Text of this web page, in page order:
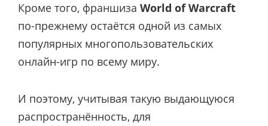
Кроме того, франшиза World of Warcraft
по-прежнему остаётся одной из самых
популярных многопользовательских
онлайн-игр по всему миру.
И поэтому, учитывая такую выдающуюся
распространённость, для